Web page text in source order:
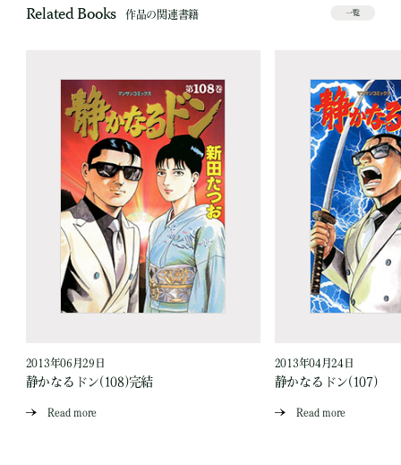
Related Books 作品の関連書籍 一覧
2013年06月29日
静かなるドン(108)完結
Read more
2013年04月24日
静かなるドン(107)
Read more